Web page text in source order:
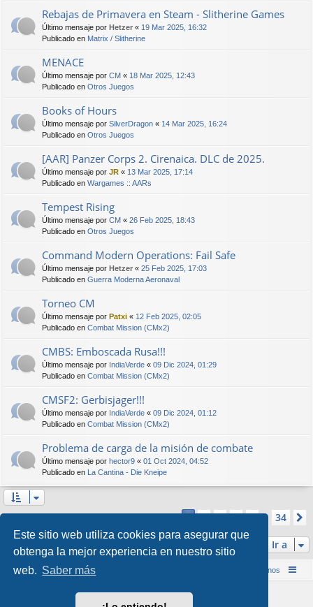
Este sitio web utiliza cookies para asegurar que
obtenga la mejor experiencia en nuestro sitio
web. Saber más
Rebajas de Primavera en Steam - Slitherine Games
Último mensaje por Hetzer « 19 Mar 2025, 16:32
Publicado en Matrix / Slitherine
MENACE
Último mensaje por CM « 18 Mar 2025, 12:43
Publicado en Otros Juegos
Books of Hours
Último mensaje por SilverDragon « 14 Mar 2025, 16:24
Publicado en Otros Juegos
[AAR] Panzer Corps 2. Cirenaica. DLC de 2025.
Último mensaje por JR « 13 Mar 2025, 17:14
Publicado en Wargames :: AARs
Tempest Rising
Último mensaje por CM « 26 Feb 2025, 18:43
Publicado en Otros Juegos
Command Modern Operations: Fail Safe
Último mensaje por Hetzer « 25 Feb 2025, 17:03
Publicado en Guerra Moderna Aeronaval
Torneo CM
Último mensaje por Patxi « 12 Feb 2025, 02:05
Publicado en Combat Mission (CMx2)
CMBS: Emboscada Rusa!!!
Último mensaje por IndiaVerde « 09 Dic 2024, 01:29
Publicado en Combat Mission (CMx2)
CMSF2: Gerbisjager!!!
Último mensaje por IndiaVerde « 09 Dic 2024, 01:12
Publicado en Combat Mission (CMx2)
Problema de carga de la misión de combate
Último mensaje por hector9 « 01 Oct 2024, 04:52
Publicado en La Cantina - Die Kneipe
Página1de34
1 2 3 4 5 … 34
Ir a
Inicio (Web) Foro Punta de Lanza Wargames Contáctenos
Desarrollado porphpBB® Forum Software © phpBB Limited